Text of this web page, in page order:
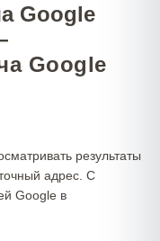
Google
Google
результаты
адрес. C
Google в